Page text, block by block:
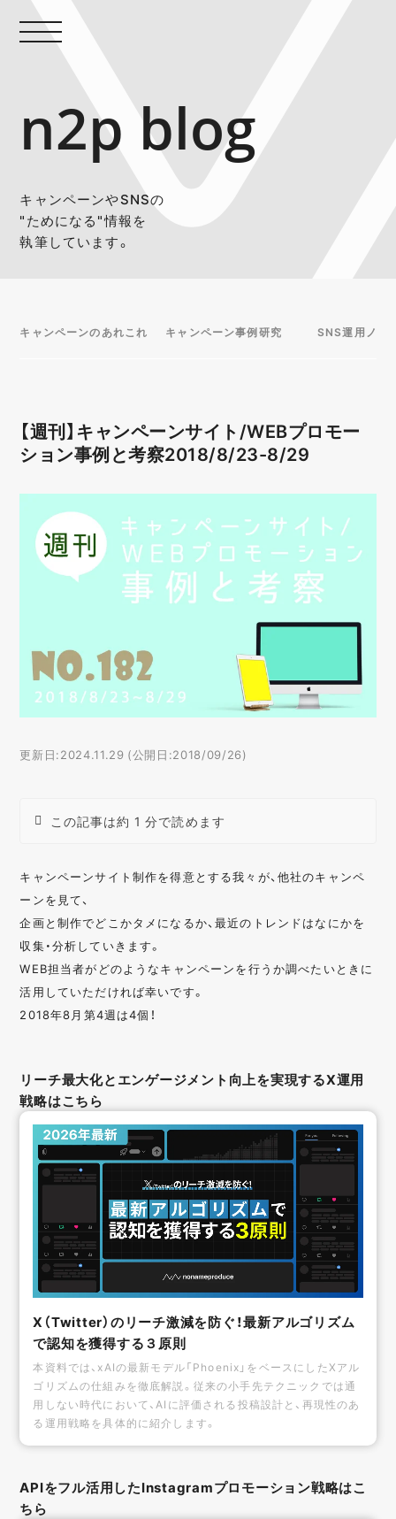
n2p blog
キャンペーンやSNSの
"ためになる"情報を
執筆しています。
キャンペーンのあれこれ キャンペーン事例研究 SNS運用ノウ
【週刊】キャンペーンサイト/WEBプロモー
ション事例と考察2018/8/23-8/29
更新日:2024.11.29 (公開日:2018/09/26)
この記事は約 1 分で読めます
キャンペーンサイト制作を得意とする我々が、他社のキャンペ
ーンを見て、
企画と制作でどこかタメになるか、最近のトレンドはなにかを
収集・分析していきます。
WEB担当者がどのようなキャンペーンを行うか調べたいときに
活用していただければ幸いです。
2018年8月第4週は4個！
リーチ最大化とエンゲージメント向上を実現するX運用
戦略はこちら
X（Twitter）のリーチ激減を防ぐ！最新アルゴリズム
で認知を獲得する３原則
本資料では、xAIの最新モデル「Phoenix」をベースにしたXアル
ゴリズムの仕組みを徹底解説。従来の小手先テクニックでは通
用しない時代において、AIに評価される投稿設計と、再現性のあ
る運用戦略を具体的に紹介します。
APIをフル活用したInstagramプロモーション戦略はこ
ちら